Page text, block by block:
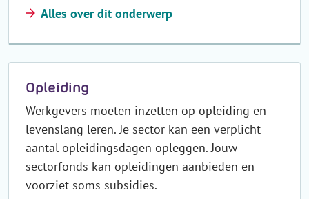
Alles over dit onderwerp
Opleiding
Werkgevers moeten inzetten op opleiding en
levenslang leren. Je sector kan een verplicht
aantal opleidingsdagen opleggen. Jouw
sectorfonds kan opleidingen aanbieden en
voorziet soms subsidies.